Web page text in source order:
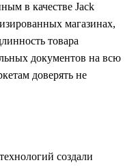
в качестве Jack
магазинах,
товара
документов на всю
доверять не
создали